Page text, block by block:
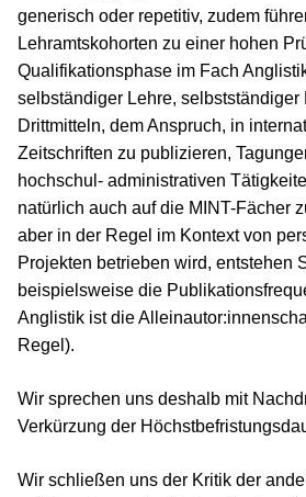
generisch oder repetitiv, zudem
Lehramtskohorten zu einer hohen
Qualifikationsphase im Fach
selbständiger Lehre, selbstständiger
Drittmitteln, dem Anspruch, in
Zeitschriften zu publizieren,
hochschul- administrativen
natürlich auch auf die MINT-Fächer
aber in der Regel im Kontext von
Projekten betrieben wird, entstehen
beispielsweise die
Anglistik ist die
Regel).
Wir sprechen uns deshalb mit
Verkürzung der
Wir schließen uns der Kritik der